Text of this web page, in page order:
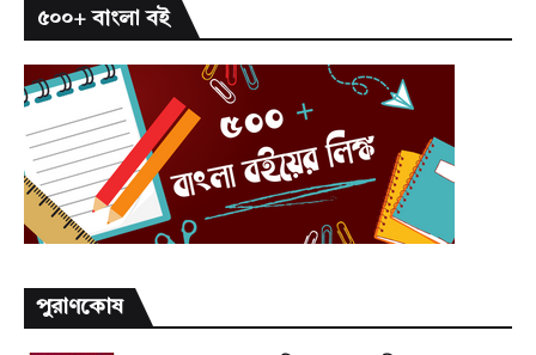
৫০০+ বাংলা বই
পুরাণকোষ